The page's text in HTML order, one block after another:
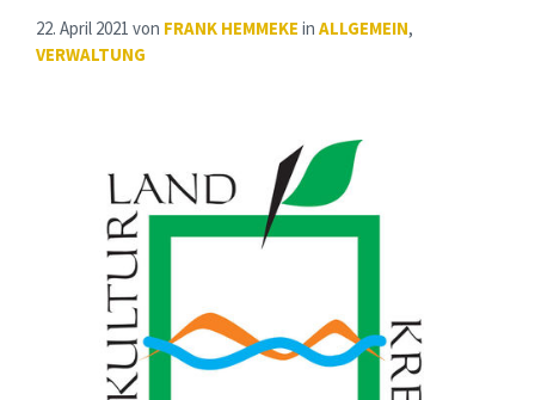
22. April 2021 von FRANK HEMMEKE in ALLGEMEIN,
VERWALTUNG